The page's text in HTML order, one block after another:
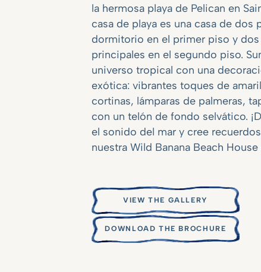
la hermosa playa de Pelican en
casa de playa es una casa de dos
dormitorio en el primer piso y
principales en el segundo piso.
universo tropical con una
exótica: vibrantes toques de
cortinas, lámparas de palmeras,
con un telón de fondo selvático.
el sonido del mar y cree
nuestra Wild Banana Beach House
VIEW THE GALLERY
DOWNLOAD THE BROCHURE